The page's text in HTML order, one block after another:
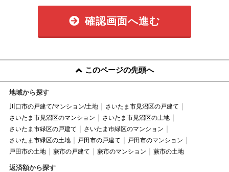
確認画面へ進む
このページの先頭へ
地域から探す
川口市の戸建て/マンション/土地
さいたま市見沼区の戸建て
さいたま市見沼区のマンション
さいたま市見沼区の土地
さいたま市緑区の戸建て
さいたま市緑区のマンション
さいたま市緑区の土地
戸田市の戸建て
戸田市のマンション
戸田市の土地
蕨市の戸建て 蕨市のマンション 蕨市の土地
返済額から探す